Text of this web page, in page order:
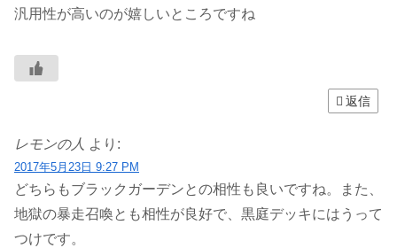
汎用性が高いのが嬉しいところですね
返信
レモンの人 より:
2017年5月23日 9:27 PM
どちらもブラックガーデンとの相性も良いですね。また、
地獄の暴走召喚とも相性が良好で、黒庭デッキにはうって
つけです。